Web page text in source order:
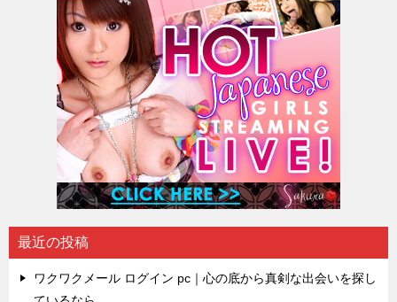
最近の投稿
ワクワクメール ログイン pc｜心の底から真剣な出会いを探し